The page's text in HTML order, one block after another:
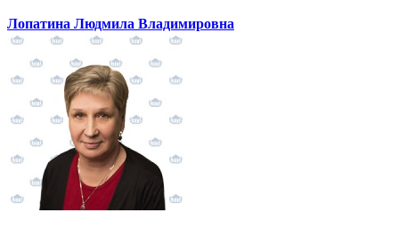
Лопатина Людмила Владимировна